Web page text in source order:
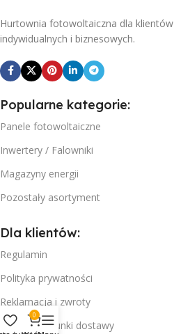
Hurtownia fotowoltaiczna dla klientów
indywidualnych i biznesowych.
Popularne kategorie:
Panele fotowoltaiczne
Inwertery / Falowniki
Magazyny energii
Pozostały asortyment
Dla klientów:
Regulamin
Polityka prywatności
Reklamacja i zwroty
Koszty i warunki dostawy
0